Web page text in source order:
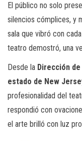
El público no solo
silencios cómplices, y
sala que vibró con
teatro demostró, una
Desde la Dirección
estado de New
profesionalidad del
respondió con
el arte brilló con luz